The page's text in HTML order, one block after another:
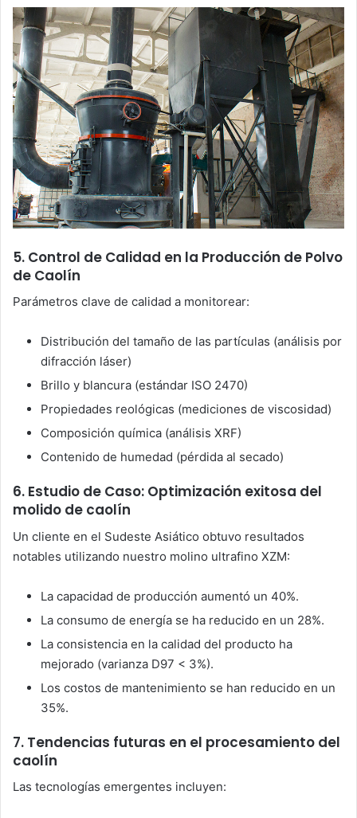
5. Control de Calidad en la Producción de Polvo
de Caolín
Parámetros clave de calidad a monitorear:
Distribución del tamaño de las partículas (análisis por
difracción láser)
Brillo y blancura (estándar ISO 2470)
Propiedades reológicas (mediciones de viscosidad)
Composición química (análisis XRF)
Contenido de humedad (pérdida al secado)
6. Estudio de Caso: Optimización exitosa del
molido de caolín
Un cliente en el Sudeste Asiático obtuvo resultados
notables utilizando nuestro molino ultrafino XZM:
La capacidad de producción aumentó un 40%.
La consumo de energía se ha reducido en un 28%.
La consistencia en la calidad del producto ha
mejorado (varianza D97 < 3%).
Los costos de mantenimiento se han reducido en un
35%.
7. Tendencias futuras en el procesamiento del
caolín
Las tecnologías emergentes incluyen: